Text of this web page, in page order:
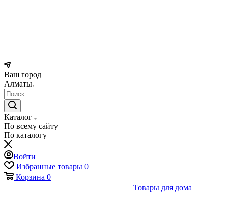
Ваш город
Алматы
Каталог
По всему сайту
По каталогу
Войти
Избранные товары 0
Корзина 0
Товары для дома